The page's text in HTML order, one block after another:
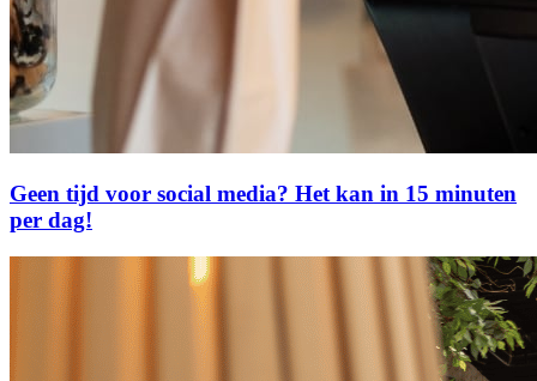
Geen tijd voor social media? Het kan in 15 minuten
per dag!